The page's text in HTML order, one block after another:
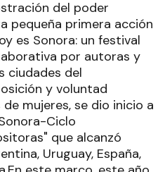
del poder
pequeña primera acción
es Sonora: un festival
por autoras y
ciudades del
y voluntad
mujeres, se dio inicio a
Ciclo
que alcanzó
Uruguay, España,